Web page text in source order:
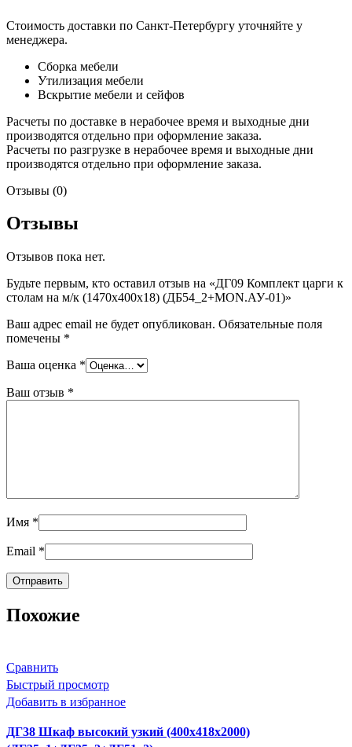
Стоимость доставки по Санкт-Петербургу уточняйте у
менеджера.
Сборка мебели
Утилизация мебели
Вскрытие мебели и сейфов
Расчеты по доставке в нерабочее время и выходные дни
производятся отдельно при оформление заказа.
Расчеты по разгрузке в нерабочее время и выходные дни
производятся отдельно при оформление заказа.
Отзывы (0)
Отзывы
Отзывов пока нет.
Будьте первым, кто оставил отзыв на «ДГ09 Комплект царги к
столам на м/к (1470х400х18) (ДБ54_2+MON.АУ-01)»
Ваш адрес email не будет опубликован. Обязательные поля
помечены *
Ваша оценка *
Ваш отзыв *
Имя *
Email *
Похожие
Сравнить
Быстрый просмотр
Добавить в избранное
ДГ38 Шкаф высокий узкий (400х418х2000)